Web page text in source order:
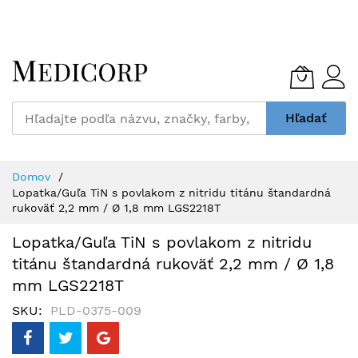
to
Content
Hľadať
Domov
Lopatka/Guľa TiN s povlakom z nitridu titánu štandardná
rukoväť 2,2 mm / Ø 1,8 mm LGS2218T
Lopatka/Guľa TiN s povlakom z nitridu
titánu štandardná rukoväť 2,2 mm / Ø 1,8
mm LGS2218T
SKU PLD-0375-009